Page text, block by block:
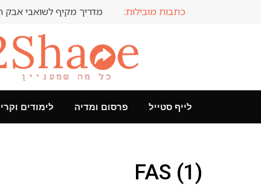
כתבות מובילות: מדריך מקיף לשואבי אבק
לייף סטייל פרסום ומדיה לימודים
FAS (1)